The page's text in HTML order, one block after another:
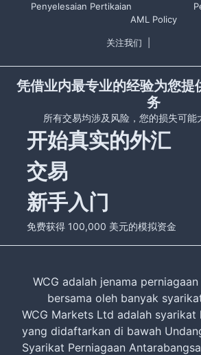
Penyelesaian Pertikaian
AML Policy
关注我们
凭借业内最专业的经验为您提
务
所有交易均涉及风险，您的损失可能
开始真实的外汇
交易
新手入门
免费获得 100,000 美元的模拟资金
WCG adalah jenama
bersama oleh banyak
WCG Markets Ltd adalah
yang didaftarkan di bawah
Syarikat Perniagaan